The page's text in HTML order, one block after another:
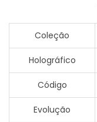
Coleção
Holográfico
Código
Evolução